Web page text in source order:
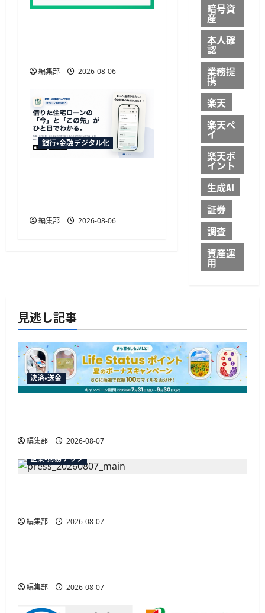
編集部 2026-08-06
銀行・金融デジタル化
編集部 2026-08-06
暗号資
産
本人確
認
業務提
携
楽天
楽天ペ
イ
楽天ポ
イント
生成AI
証券
調査
資産運
用
見逃し記事
決済・送金
編集部
2026-08-07
企業・財務テック
編集部 2026-08-07
広告
編集部 2026-08-07